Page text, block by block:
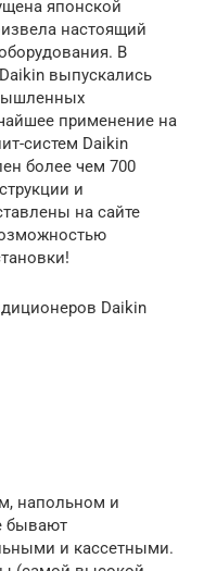
японской
настоящий
В
выпускались
применение на
систем Daikin
более чем 700
и
на сайте
Daikin
напольном и
бывают
и кассетными.